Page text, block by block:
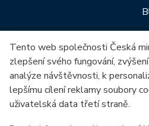
Mezi naše partnery patří:
Tento web společnosti Česká
zlepšení svého fungování,
analýze návštěvnosti, k
lepšímu cílení reklamy soubory
uživatelská data třetí straně.